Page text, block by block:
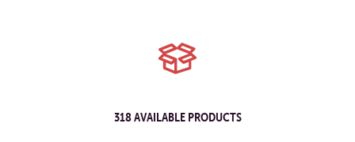
318 AVAILABLE PRODUCTS